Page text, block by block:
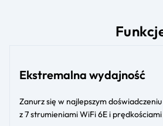
Ekstremalna wydajność
Zanurz się w najlepszym
z 7 strumieniami WiFi 6E i prędkościami